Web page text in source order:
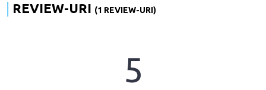
REVIEW-URI (1 REVIEW-URI)
5